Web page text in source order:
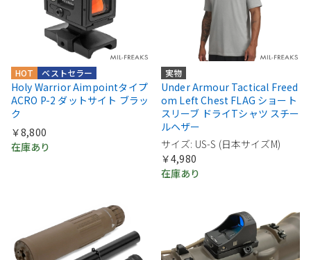
ベストセラー
HOT
Holy Warrior Aimpointタイプ
ACRO P-2 ダットサイト ブラッ
ク
￥8,800
在庫あり
実物
Under Armour Tactical Freed
om Left Chest FLAG ショート
スリーブ ドライTシャツ スチー
ルヘザー
サイズ: US-S (日本サイズM)
￥4,980
在庫あり